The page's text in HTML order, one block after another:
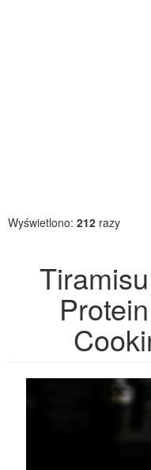
Wyświetlono: 212 razy